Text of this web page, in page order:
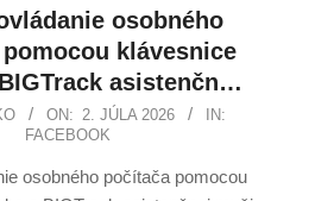
osobného
klávesnice
asistenčn…
ON: 2. JÚLA 2026
IN:
FACEBOOK
osobného počítača pomocou